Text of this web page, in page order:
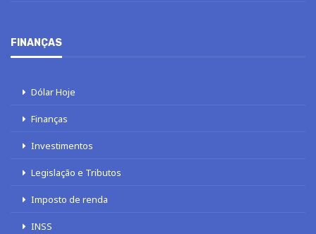
FINANÇAS
Dólar Hoje
Finanças
Investimentos
Legislação e Tributos
Imposto de renda
INSS